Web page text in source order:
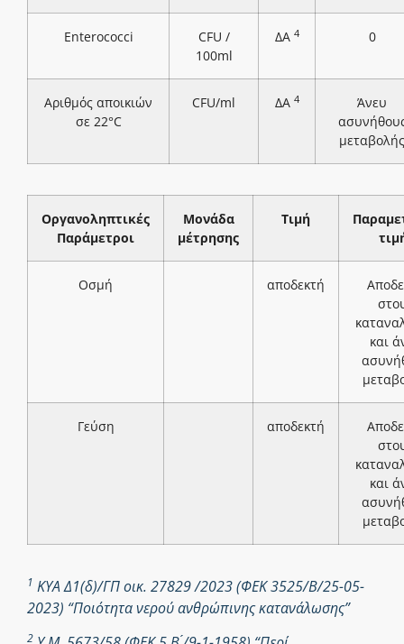
Enterococci
CFU /
100ml
ΔΑ 4 0
Αριθμός αποικιών
σε 22°C
CFU/ml ΔΑ 4
Άνευ
μεταβολής
Οργανοληπτικές
Παράμετροι
Μονάδα
μέτρησης
Τιμή
Οσμή αποδεκτή
και
Γεύση αποδεκτή
και
1 ΚΥΑ Δ1(δ)/ΓΠ οικ. 27829 /2023 (ΦΕΚ 3525/Β/25-05-
2023) “Ποιότητα νερού ανθρώπινης κατανάλωσης”
2